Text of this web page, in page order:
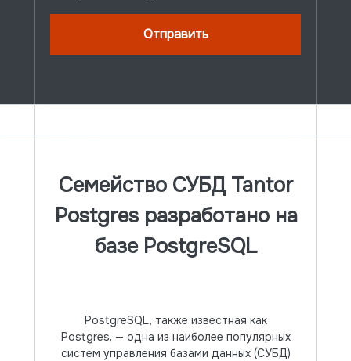
Отправить
Семейство СУБД Tantor
Postgres разработано на
базе PostgreSQL
PostgreSQL, также известная как
Postgres, — одна из наиболее популярных
систем управления базами данных (СУБД)